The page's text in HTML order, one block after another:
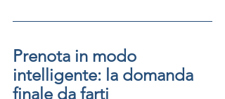
Prenota in modo
intelligente: la domanda
finale da farti